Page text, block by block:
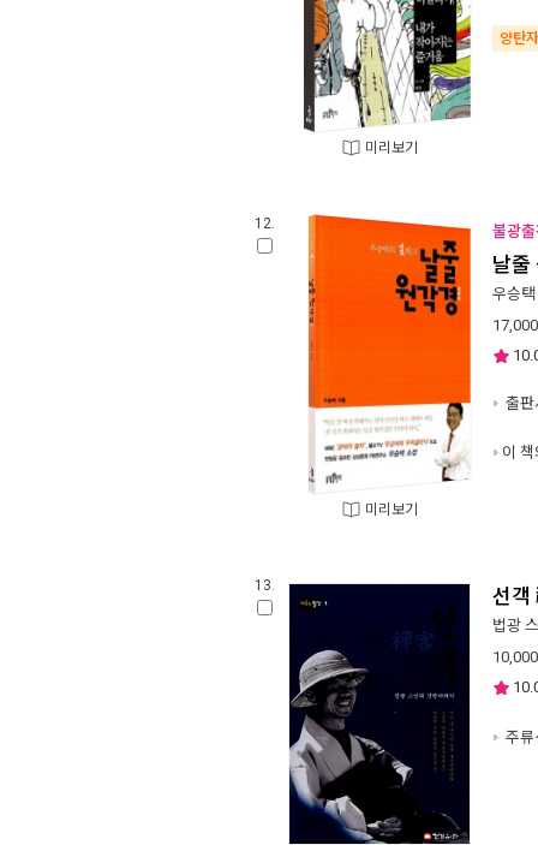
미리보기
양탄
12.
미리보기
불광
날줄
우승택
17,000
출판
이
13. 선객
법광
10,000
주류